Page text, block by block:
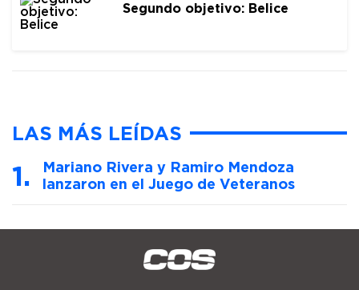
Segundo objetivo: Belice
LAS MÁS LEÍDAS
Mariano Rivera y Ramiro Mendoza
lanzaron en el Juego de Veteranos